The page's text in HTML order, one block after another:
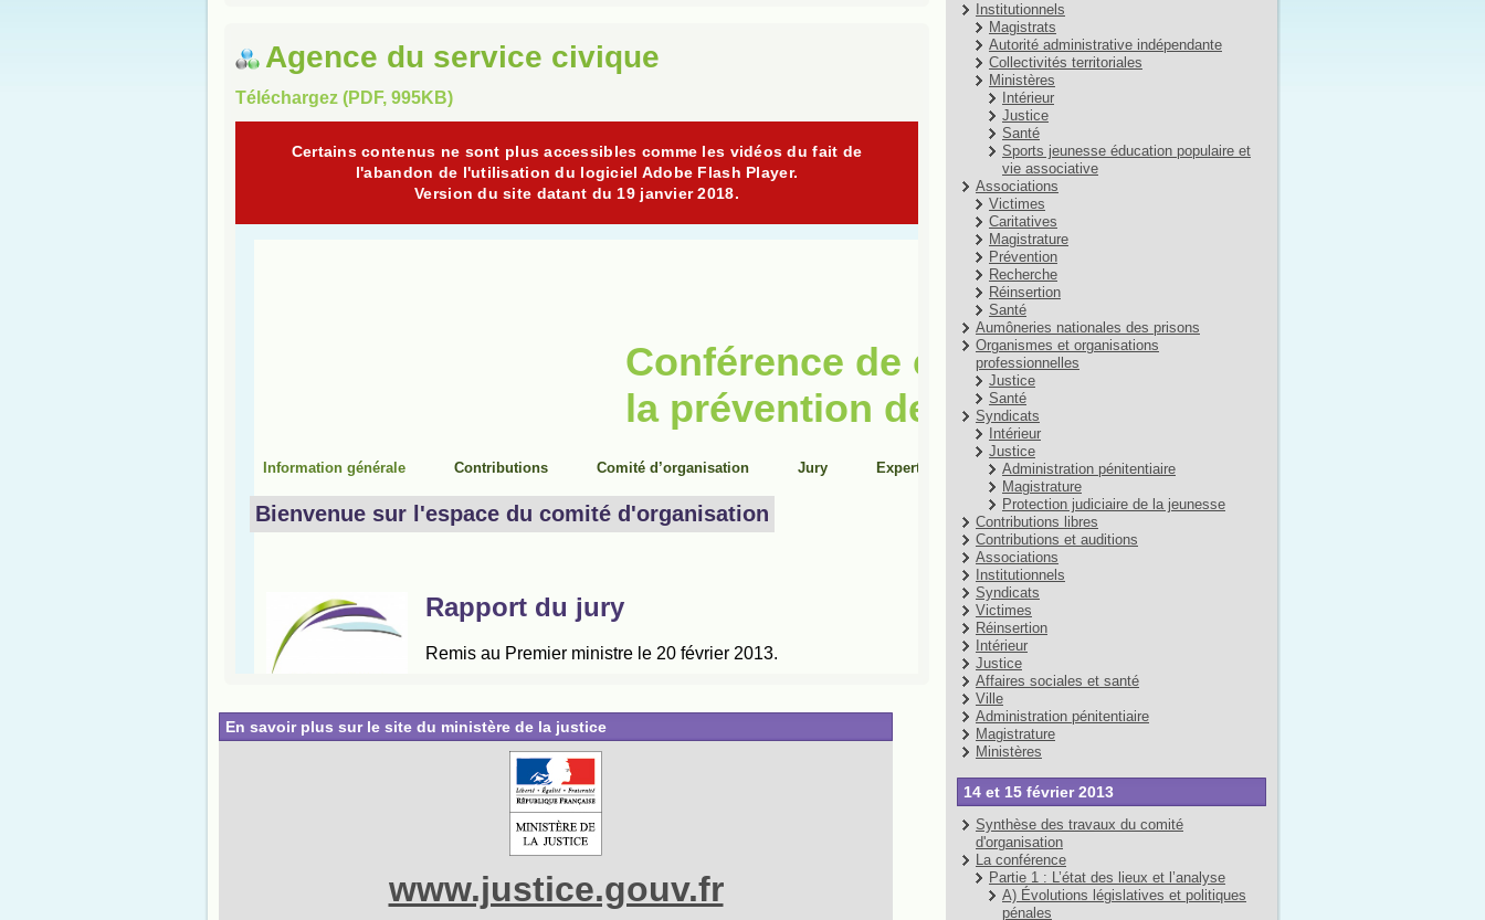
Agence du service civique
Téléchargez (PDF, 995KB)
En savoir plus sur le site du ministère de la justice
www.justice.gouv.fr
Institutionnels
Magistrats
Autorité administrative indépendante
Collectivités territoriales
Ministères
Intérieur
Justice
Santé
Sports jeunesse éducation populaire et
vie associative
Associations
Victimes
Caritatives
Magistrature
Prévention
Recherche
Réinsertion
Santé
Aumôneries nationales des prisons
Organismes et organisations
professionnelles
Justice
Santé
Syndicats
Intérieur
Justice
Administration pénitentiaire
Magistrature
Protection judiciaire de la jeunesse
Contributions libres
Contributions et auditions
Associations
Institutionnels
Syndicats
Victimes
Réinsertion
Intérieur
Justice
Affaires sociales et santé
Ville
Administration pénitentiaire
Magistrature
Ministères
14 et 15 février 2013
Synthèse des travaux du comité
d'organisation
La conférence
Partie 1 : L’état des lieux et l’analyse
A) Évolutions législatives et politiques
pénales